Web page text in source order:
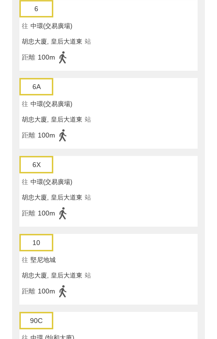
6
往 中環(交易廣場)
胡忠大廈, 皇后大道東 站
距離 100m
6A
往 中環(交易廣場)
胡忠大廈, 皇后大道東 站
距離 100m
6X
往 中環(交易廣場)
胡忠大廈, 皇后大道東 站
距離 100m
10
往 堅尼地城
胡忠大廈, 皇后大道東 站
距離 100m
90C